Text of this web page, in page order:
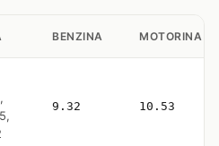
BENZINA MOTORINA
9.32 10.53